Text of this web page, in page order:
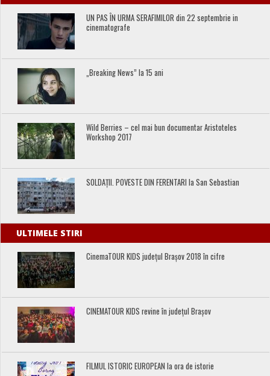
UN PAS ÎN URMA SERAFIMILOR din 22 septembrie in
cinematografe
„Breaking News” la 15 ani
Wild Berries – cel mai bun documentar Aristoteles
Workshop 2017
SOLDAȚII. POVESTE DIN FERENTARI la San Sebastian
ULTIMELE STIRI
CinemaTOUR KIDS județul Brașov 2018 în cifre
CINEMATOUR KIDS revine în județul Brașov
FILMUL ISTORIC EUROPEAN la ora de istorie